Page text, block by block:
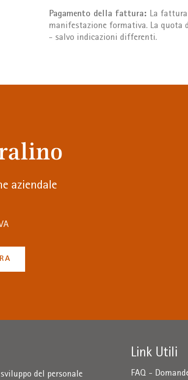
Pagamento della fattura: La
manifestazione formativa. La quota
- salvo indicazioni differenti.
aziendale
del personale
Link Utili
FAQ -